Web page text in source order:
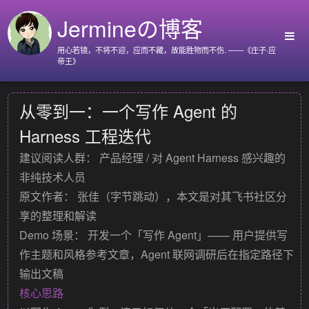
Jermineの博客
用心若镜，不将不迎，应而不藏，故能胜物而不伤. ——《庄子·应
帝王》
首页
Github
Go语言标准库
Nyx
关于我
从零到一：一个写作 Agent 的
Harness 工程迭代
建议阅读人群：
产品经理 / 对 Agent Harness 感兴趣的
非纯技术人员
原文作者：
张佳（字节跳动），本文是对其飞书社区分
享的整理和解读
Demo 场景：
开发一个「写作 Agent」—— 用户提供写
作主题和风格参考文章，Agent 联网调研后在指定路径下
输出文稿
核心思路